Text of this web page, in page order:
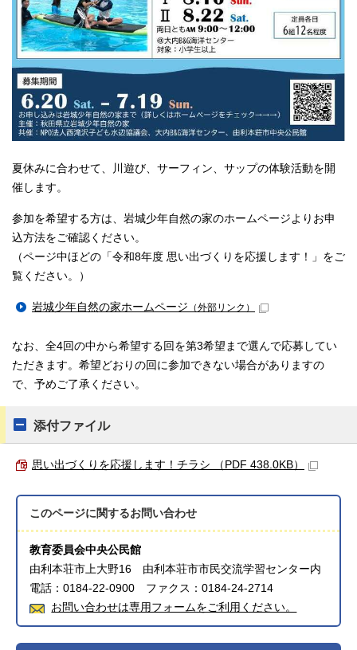
夏休みに合わせて、川遊び、サーフィン、サップの体験活動を開
催します。
参加を希望する方は、岩城少年自然の家のホームページよりお申
込方法をご確認ください。
（ページ中ほどの「令和8年度 思い出づくりを応援します！」をご
覧ください。）
岩城少年自然の家ホームページ （外部リンク）
なお、全4回の中から希望する回を第3希望まで選んで応募してい
ただきます。希望どおりの回に参加できない場合がありますの
で、予めご了承ください。
添付ファイル
思い出づくりを応援します！チラシ （PDF 438.0KB）
このページに関するお問い合わせ
教育委員会中央公民館
由利本荘市上大野16 由利本荘市市民交流学習センター内
電話：0184-22-0900 ファクス：0184-24-2714
お問い合わせは専用フォームをご利用ください。